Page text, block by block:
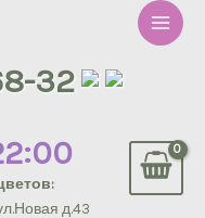
Main
32
д.43